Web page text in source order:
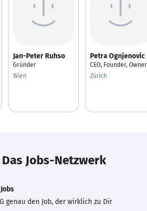
Jan-Peter Ruhso
Gründer
Wien
Petra Ognjenovic
CEO, Founder, Owner
Zürich
Das Jobs-Netzwerk
genau den Job, der wirklich zu Dir